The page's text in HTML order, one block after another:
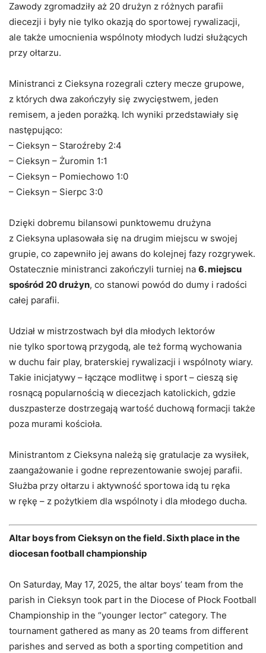
Zawody zgromadziły aż 20 drużyn z różnych parafii
diecezji i były nie tylko okazją do sportowej rywalizacji,
ale także umocnienia wspólnoty młodych ludzi służących
przy ołtarzu.
Ministranci z Cieksyna rozegrali cztery mecze grupowe,
z których dwa zakończyły się zwycięstwem, jeden
remisem, a jeden porażką. Ich wyniki przedstawiały się
następująco:
– Cieksyn – Staroźreby 2:4
– Cieksyn – Żuromin 1:1
– Cieksyn – Pomiechowo 1:0
– Cieksyn – Sierpc 3:0
Dzięki dobremu bilansowi punktowemu drużyna
z Cieksyna uplasowała się na drugim miejscu w swojej
grupie, co zapewniło jej awans do kolejnej fazy rozgrywek.
Ostatecznie ministranci zakończyli turniej na 6. miejscu
spośród 20 drużyn, co stanowi powód do dumy i radości
całej parafii.
Udział w mistrzostwach był dla młodych lektorów
nie tylko sportową przygodą, ale też formą wychowania
w duchu fair play, braterskiej rywalizacji i wspólnoty wiary.
Takie inicjatywy – łączące modlitwę i sport – cieszą się
rosnącą popularnością w diecezjach katolickich, gdzie
duszpasterze dostrzegają wartość duchową formacji także
poza murami kościoła.
Ministrantom z Cieksyna należą się gratulacje za wysiłek,
zaangażowanie i godne reprezentowanie swojej parafii.
Służba przy ołtarzu i aktywność sportowa idą tu ręka
w rękę – z pożytkiem dla wspólnoty i dla młodego ducha.
Altar boys from Cieksyn on the field. Sixth place in the
diocesan football championship
On Saturday, May 17, 2025, the altar boys’ team from the
parish in Cieksyn took part in the Diocese of Płock Football
Championship in the “younger lector” category. The
tournament gathered as many as 20 teams from different
parishes and served as both a sporting competition and